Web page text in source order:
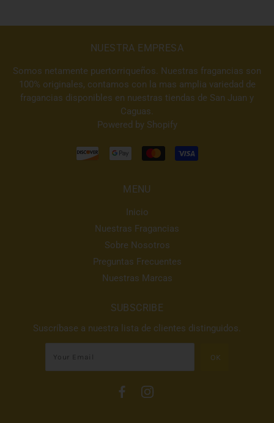
NUESTRA EMPRESA
Somos netamente puertorriqueños. Nuestras fragancias son
100% originales, contamos con la mas amplia variedad de
fragancias disponibles en nuestras tiendas de San Juan y
Caguas.
Powered by Shopify
MENU
Inicio
Nuestras Fragancias
Sobre Nosotros
Preguntas Frecuentes
Nuestras Marcas
SUBSCRIBE
Suscríbase a nuestra lista de clientes distinguidos.